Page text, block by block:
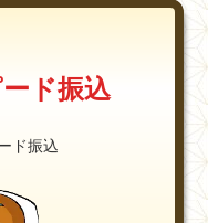
ド振込
ド振込